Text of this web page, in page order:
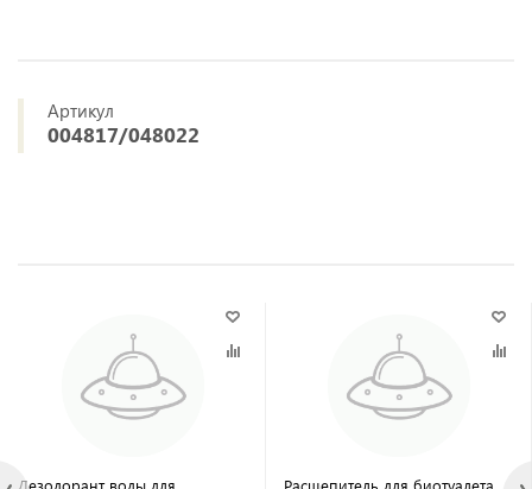
Артикул
004817/048022
Дезодорант воды для
Расщепитель для биотуалета